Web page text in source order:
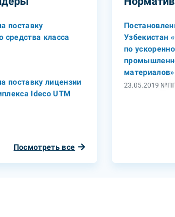
поставку
средства класса
поставку лицензии
Ideco UTM
Посмотреть все
Узбекистан
по
материалов»
23.05.2019